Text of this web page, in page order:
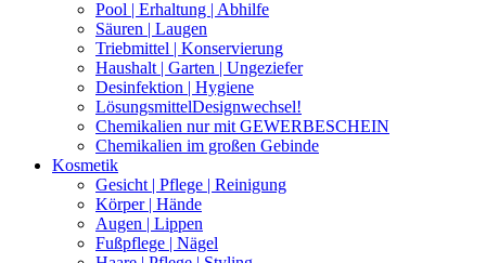
Pool | Erhaltung | Abhilfe
Säuren | Laugen
Triebmittel | Konservierung
Haushalt | Garten | Ungeziefer
Desinfektion | Hygiene
LösungsmittelDesignwechsel!
Chemikalien nur mit GEWERBESCHEIN
Chemikalien im großen Gebinde
Kosmetik
Gesicht | Pflege | Reinigung
Körper | Hände
Augen | Lippen
Fußpflege | Nägel